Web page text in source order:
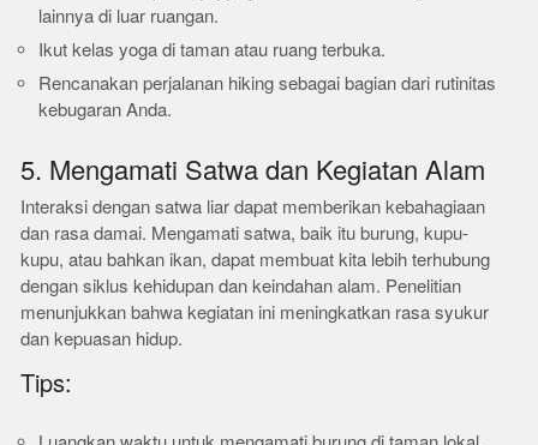
lainnya di luar ruangan.
Ikut kelas yoga di taman atau ruang terbuka.
Rencanakan perjalanan hiking sebagai bagian dari rutinitas
kebugaran Anda.
5. Mengamati Satwa dan Kegiatan Alam
Interaksi dengan satwa liar dapat memberikan kebahagiaan
dan rasa damai. Mengamati satwa, baik itu burung, kupu-
kupu, atau bahkan ikan, dapat membuat kita lebih terhubung
dengan siklus kehidupan dan keindahan alam. Penelitian
menunjukkan bahwa kegiatan ini meningkatkan rasa syukur
dan kepuasan hidup.
Tips: